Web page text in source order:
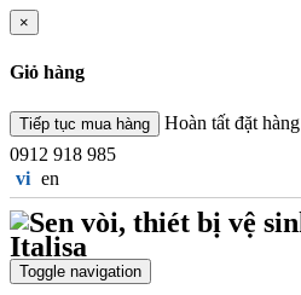
×
Giỏ hàng
Tiếp tục mua hàng
Hoàn tất đặt hàng
0912 918 985
vi en
Toggle navigation